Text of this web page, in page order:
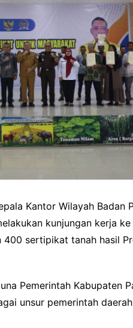
Kantor Wilayah Badan
kunjungan kerja
sertipikat tanah hasil
Pemerintah Kabupaten
unsur pemerintah